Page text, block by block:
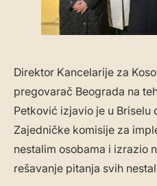
Direktor Kancelarije za
pregovarač Beograda na
Petković izjavio je u Briselu
Zajedničke komisije za
nestalim osobama i izrazio
rešavanje pitanja svih